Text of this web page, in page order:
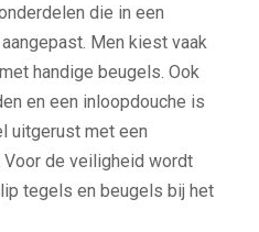
die in een
Men kiest vaak
handige beugels. Ook
en een inloopdouche is
uitgerust met een
de veiligheid wordt
tegels en beugels bij het